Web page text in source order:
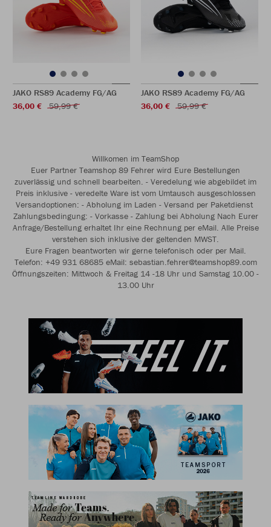
JAKO RS89 Academy FG/AG
36,00 €
59,99 €
JAKO RS89 Academy FG/AG
36,00 €
59,99 €
Willkomen im TeamShop
Euer Partner Teamshop 89 Fehrer wird Eure Bestellungen
zuverlässig und schnell bearbeiten. - Veredelung wie abgebildet im
Preis inklusive - veredelte Ware ist vom Umtausch ausgeschlossen
Versandoptionen: - Abholung im Laden - Versand per Paketdienst
Zahlungsbedingung: - Vorkasse - Zahlung bei Abholung Nach Eurer
Anfrage/Bestellung erhaltet Ihr eine Rechnung per eMail. Alle Preise
verstehen sich inklusive der geltenden MWST.
Eure Fragen beantworten wir gerne telefonisch oder per Mail.
Telefon: +49 931 68685 eMail: sebastian.fehrer@teamshop89.com
Öffnungszeiten: Mittwoch & Freitag 14 -18 Uhr und Samstag 10.00 -
13.00 Uhr